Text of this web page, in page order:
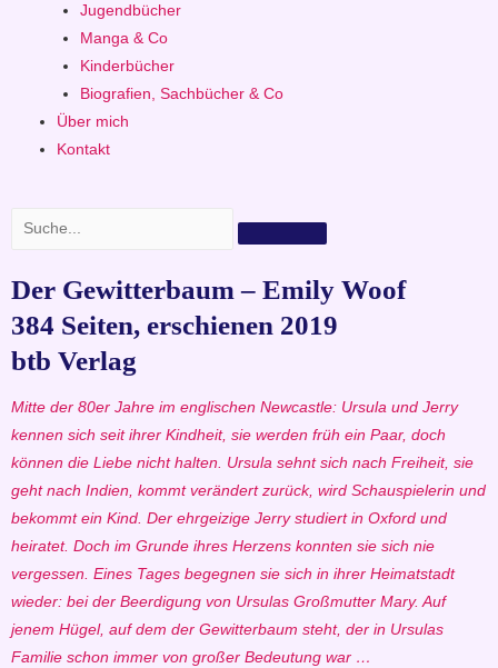
Jugendbücher
Manga & Co
Kinderbücher
Biografien, Sachbücher & Co
Über mich
Kontakt
Der Gewitterbaum – Emily Woof
384 Seiten, erschienen 2019
btb Verlag
Mitte der 80er Jahre im englischen Newcastle: Ursula und Jerry
kennen sich seit ihrer Kindheit, sie werden früh ein Paar, doch
können die Liebe nicht halten. Ursula sehnt sich nach Freiheit, sie
geht nach Indien, kommt verändert zurück, wird Schauspielerin und
bekommt ein Kind. Der ehrgeizige Jerry studiert in Oxford und
heiratet. Doch im Grunde ihres Herzens konnten sie sich nie
vergessen. Eines Tages begegnen sie sich in ihrer Heimatstadt
wieder: bei der Beerdigung von Ursulas Großmutter Mary. Auf
jenem Hügel, auf dem der Gewitterbaum steht, der in Ursulas
Familie schon immer von großer Bedeutung war …